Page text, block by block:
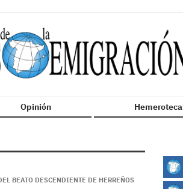
Opinión Hemeroteca
BEATO DESCENDIENTE DE HERREÑOS